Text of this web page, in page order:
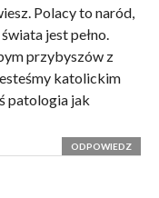
Polacy to naród,
jest pełno.
przybyszów z
katolickim
patologia jak
ODPOWIEDZ